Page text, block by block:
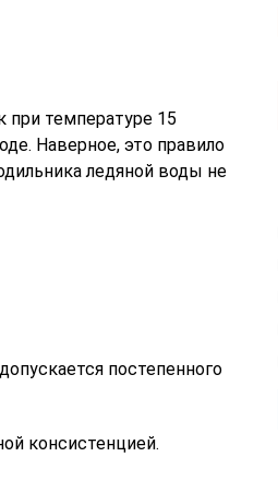
при температуре 15
Наверное, это правило
ледяной воды не
постепенного
консистенцией.